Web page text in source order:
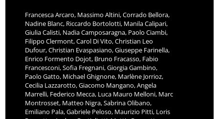
Francesca Arcaro, Massimo Altini, Corrado Bellora,
Nadine Blanc, Riccardo Bortolotti, Manila Calipari,
Giulia Calisti, Nadia Camposaragna, Paolo Ciambi,
Filippo Clermont, Carol Di Vito, Christian Leo
Dufour, Christian Evaspasiano, Giuseppe Farinella,
Enrico Formento Dojot, Bruno Fracasso, Fabio
Francesconi, Sofia Fregnani, Giorgia Gambino,
Paolo Gatto, Michael Ghignone, Marlène Jorrioz,
Cecilia Lazzarotto, Giacomo Mangano, Angela
Marrelli, Federico Mecca, Luca Mauro Melloni, Marc
Montrosset, Matteo Nigra, Sabrina Olibano,
Emiliano Pala, Gabriele Peloso, Maurizio Pitti, Loris